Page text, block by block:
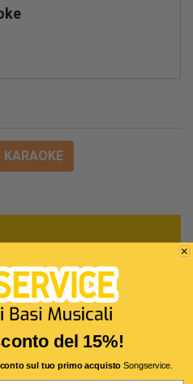
KARAOKE
Dalla
del 15%!
sul tuo primo acquistoSongservice.